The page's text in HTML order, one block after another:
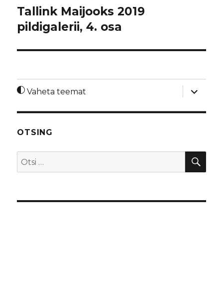
Tallink Maijooks 2019
pildigalerii, 4. osa
Vaheta teemat
laienda
OTSING
Otsi: